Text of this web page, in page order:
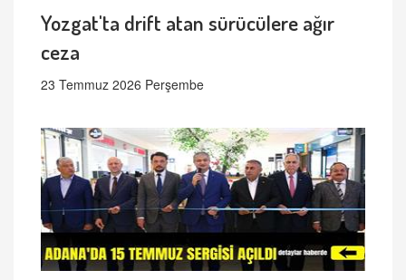
Yozgat'ta drift atan sürücülere ağır
ceza
23 Temmuz 2026 Perşembe